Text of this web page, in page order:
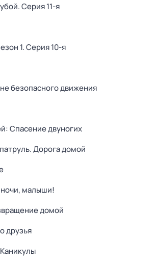
. Серия 11-я
1. Серия 10-я
безопасного движения
Спасение двуногих
Дорога домой
малыши!
домой
друзья